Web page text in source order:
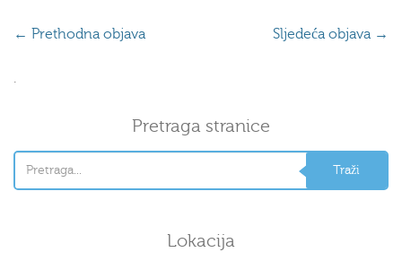
← Prethodna objava Sljedeća objava →
.
Pretraga stranice
Lokacija